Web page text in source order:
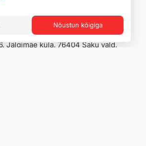
Jälgimäe küla, 76404 Saku vald,
Nõustun kõigiga